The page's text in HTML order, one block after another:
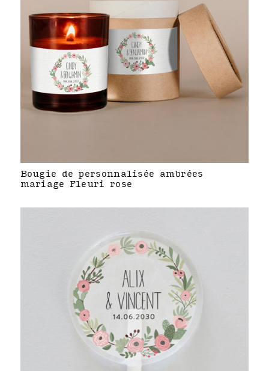
Bougie de personnalisée ambrées
mariage Fleuri rose